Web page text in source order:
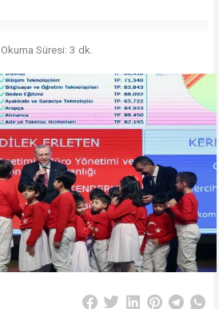
Okuma Süresi: 3 dk.